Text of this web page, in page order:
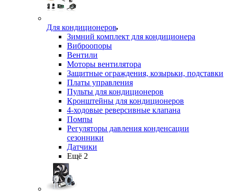
Для кондиционеров
Зимний комплект для кондиционера
Виброопоры
Вентили
Моторы вентилятора
Защитные ограждения, козырьки, подставки
Платы управления
Пульты для кондиционеров
Кронштейны для кондиционеров
4-ходовые реверсивные клапана
Помпы
Регуляторы давления конденсации
сезонники
Датчики
Ещё 2